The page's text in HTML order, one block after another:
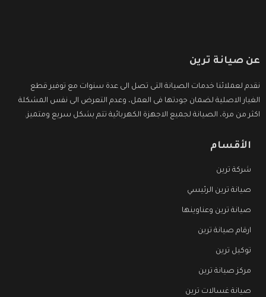
عن صيانة ترين
نقدم لعملائنا خدمات الصيانة التى تصل الى عدة سنوات مع توفير قطع
الغيار الاصلية لضمان جودتها فى العمل، وعدم التعرض الى نفس المشكلة
اكثر من مرة، الصيانة لجميع الاجهزة الكهربائية تتم بشكل سريع ومتميز.
الأقسام
شركة ترين
صيانة ترين الرئيسي
صيانة ترين وعناوينها
ارقام صيانة ترين
توكيل ترين
مركز صيانة ترين
صيانة غسالات ترين